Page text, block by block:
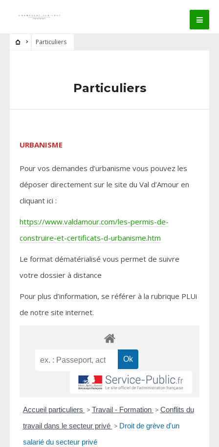
Particuliers
Particuliers
URBANISME
Pour vos demandes d’urbanisme vous pouvez les
déposer directement sur le site du Val d’Amour en
cliquant ici :
https://www.valdamour.com/les-permis-de-
construire-et-certificats-d-urbanisme.htm
Le format dématérialisé vous permet de suivre
votre dossier à distance
Pour plus d’information, se référer à la rubrique PLUi
de notre site internet.
Accueil particuliers > Travail - Formation > Conflits du
travail dans le secteur privé > Droit de grève d'un
salarié du secteur privé